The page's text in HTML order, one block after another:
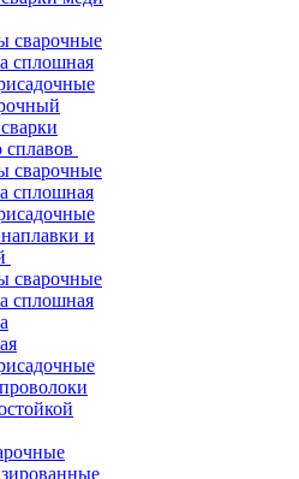
сварочные
сплошная
сварочные
сплошная
и
сварочные
сплошная